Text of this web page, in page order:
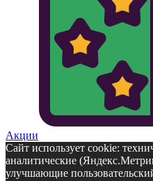
Акции
Сайт использует cookie:
аналитические
улучшающие